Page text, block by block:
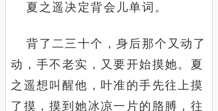
夏之遥决定背会儿单词。
背了二三十个，身后那个又动了
动，手不老实，又要开始摸她。夏
之遥想叫醒他，叶准的手先往上摸
了摸，摸到她冰凉一片的胳膊，往